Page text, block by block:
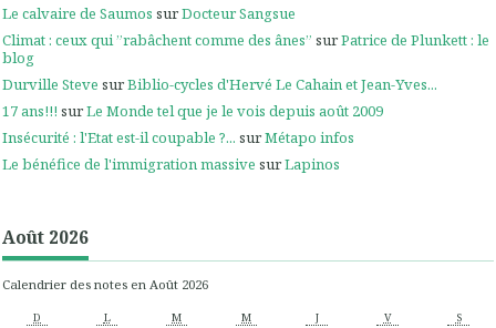
Le calvaire de Saumos surDocteur Sangsue
Climat : ceux qui ”rabâchent comme des ânes” surPatrice de Plunkett : le
blog
Durville Steve surBiblio-cycles d'Hervé Le Cahain et Jean-Yves...
17 ans!!! surLe Monde tel que je le vois depuis août 2009
Insécurité : l'Etat est-il coupable ?... surMétapo infos
Le bénéfice de l'immigration massive surLapinos
Août 2026
Calendrier des notes en Août 2026
D L M M J V S